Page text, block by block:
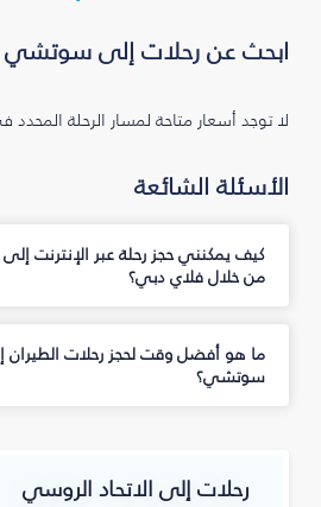
ابحث عن رحلات إلى سوتشي
لا توجد أسعار متاحة لمسار الرحلة
الأسئلة الشائعة
كيف يمكنني حجز رحلة عبر الإنترنت
من خلال فلاي دبي؟
ما هو أفضل وقت لحجز رحلات الطيران
سوتشي؟
رحلات إلى الاتحاد الروسي